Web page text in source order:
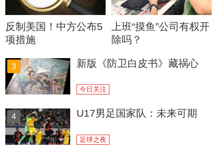
反制美国！中方公布5
项措施
上班“摸鱼”公司有权开
除吗？
3 新版《防卫白皮书》藏祸心
今日关注
4 U17男足国家队：未来可期
足球之夜